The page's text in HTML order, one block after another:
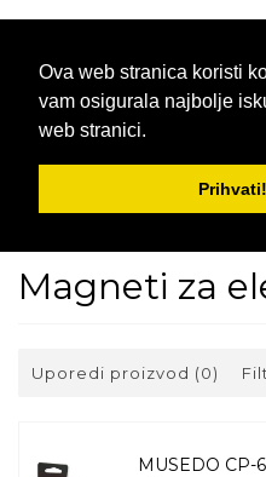
Ova web stranica koristi
vam osigurala najbolje
web stranici.
Prihvati!
Menu
Magneti za
Uporedi proizvod (0)
MUSEDO CP-